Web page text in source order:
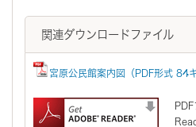
関連ダウンロードファイル
宮原公民館案内図（PDF形式 84